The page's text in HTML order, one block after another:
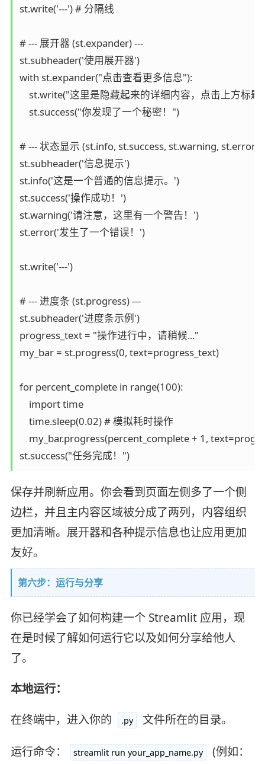
st.write('---') # 分隔线
# --- 展开器 (st.expander) ---
st.subheader('使用展开器')
with st.expander("点击查看更多信息"):
st.write("这里是隐藏起来的详细内容，点击上方标
    st.success("你发现了一个秘密！")
# --- 状态显示 (st.info, st.success, st.warning, st.error)
st.subheader('信息提示')
st.info('这是一个普通的信息提示。')
st.success('操作成功！')
st.warning('请注意，这里有一个警告！')
st.error('发生了一个错误！')
st.write('---')
# --- 进度条 (st.progress) ---
st.subheader('进度条示例')
progress_text = "操作进行中，请稍候..."
my_bar = st.progress(0, text=progress_text)
for percent_complete in range(100):
    import time
    time.sleep(0.02) # 模拟耗时操作
my_bar.progress(percent_complete + 1,
st.success("任务完成！")
保存并刷新应用。你会看到页面左侧多了一个侧
边栏，并且主内容区域被分成了两列，内容组织
更加清晰。展开器和各种提示信息也让应用更加
友好。
第六步：运行与分享
你已经学会了如何构建一个 Streamlit 应用，现
在是时候了解如何运行它以及如何分享给他人
了。
本地运行：
在终端中，进入你的
.py 文件所在的目录。
运行命令： streamlit run your_app_name.py (例如：